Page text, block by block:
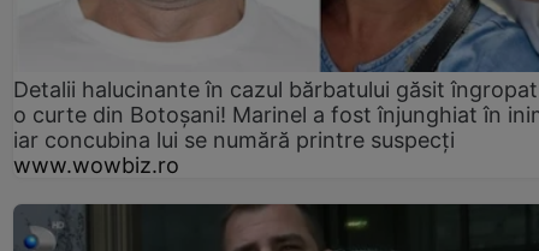
Detalii halucinante în cazul bărbatului găsit
o curte din Botoșani! Marinel a fost înjunghiat în
iar concubina lui se numără printre suspecți
www.wowbiz.ro